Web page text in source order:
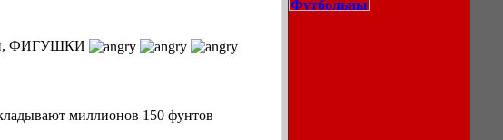
ФИГУШКИ
миллионов 150 фунтов